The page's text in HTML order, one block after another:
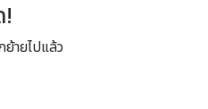
ายไปแล้ว